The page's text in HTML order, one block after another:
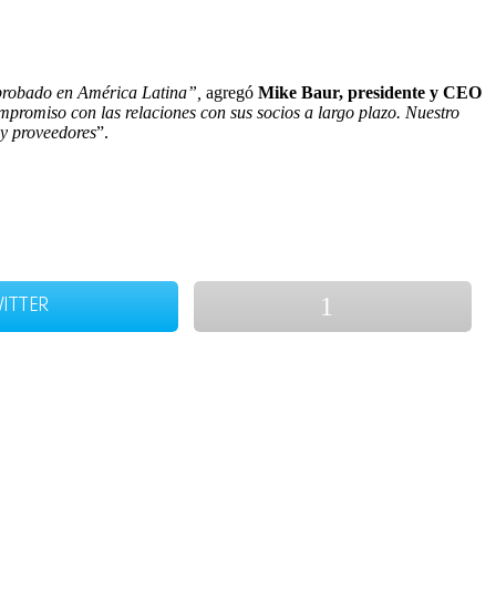
en América Latina”, agregó Mike Baur, presidente y CEO
con las relaciones con sus socios a largo plazo. Nuestro
proveedores”.